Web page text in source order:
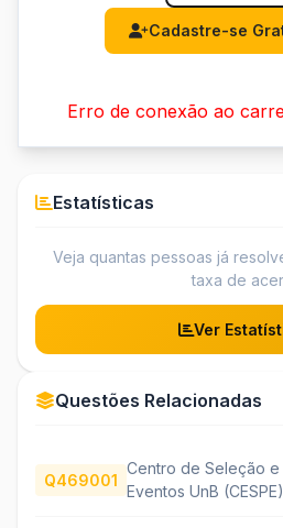
Cadastre-se
Erro de conexão ao
Estatísticas
Veja quantas pessoas já
taxa de
Ver
Questões Relacionadas
Q469001
Centro de Seleção
Eventos UnB